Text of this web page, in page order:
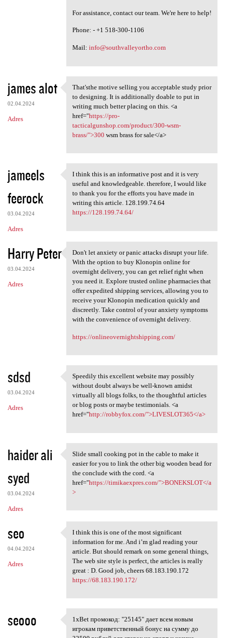
For assistance, contact our team. We're here to help!
Phone: - +1 518-300-1106
Mail: info@southvalleyortho.com
james alot
02.04.2024
Adres
That'sthe motive selling you
That'sthe motive selling you acceptable study prior
to designing. It is additionally doable to put in
writing much better placing on this. <a
href="https://pro-
tacticalgunshop.com/product/300-wsm-
brass/">300 wsm brass for sale</a>
jameels
feerock
03.04.2024
Adres
I think this is an
I think this is an informative post and it is very
useful and knowledgeable. therefore, I would like
to thank you for the efforts you have made in
writing this article. 128.199.74.64
https://128.199.74.64/
Harry Peter
03.04.2024
Adres
Don't let anxiety or panic
Don't let anxiety or panic attacks disrupt your life.
With the option to buy Klonopin online for
overnight delivery, you can get relief right when
you need it. Explore trusted online pharmacies that
offer expedited shipping services, allowing you to
receive your Klonopin medication quickly and
discreetly. Take control of your anxiety symptoms
with the convenience of overnight delivery.
https://onlineovernightshipping.com/
sdsd
03.04.2024
Adres
Speedily this excellent
Speedily this excellent website may possibly
without doubt always be well-known amidst
virtually all blogs folks, to the thoughtful articles
or blog posts or maybe testimonials. <a
href="http://robbyfox.com/">LIVESLOT365</a>
haider ali
syed
03.04.2024
Adres
Slide small cooking pot in
Slide small cooking pot in the cable to make it
easier for you to link the other big wooden bead for
the conclude with the cord. <a
href="https://timikaexpres.com/">BONEKSLOT</a
>
seo
04.04.2024
Adres
I think this is one of the
I think this is one of the most significant
information for me. And i’m glad reading your
article. But should remark on some general things,
The web site style is perfect, the articles is really
great : D. Good job, cheers 68.183.190.172
https://68.183.190.172/
seooo
1xBet промокод: "25145" дает
1xBet промокод: "25145" дает всем новым
игрокам приветственный бонус на сумму до